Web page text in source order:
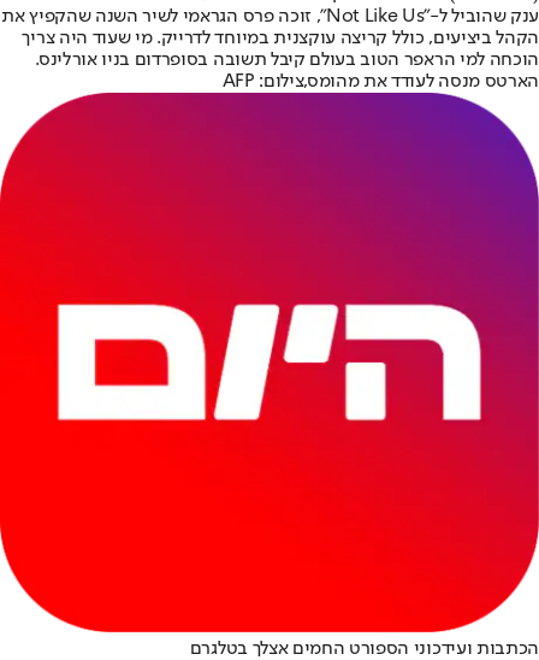
ענק שהוביל ל-"Not Like Us", זוכה פרס הגראמי לשיר השנה שהקפיץ את
הקהל ביציעים, כולל קריצה עוקצנית במיוחד לדרייק. מי שעוד היה צריך
הוכחה למי הראפר הטוב בעולם קיבל תשובה בסופרדום בניו אורלינס.
הארטס מנסה לעודד את מהומס,צילום: AFP
הכתבות ועידכוני הספורט החמים אצלך בטלגרם